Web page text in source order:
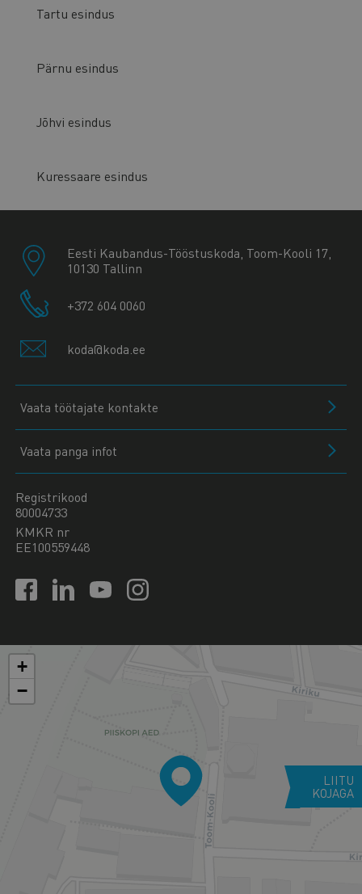
Tartu esindus
Pärnu esindus
Jõhvi esindus
Kuressaare esindus
Eesti Kaubandus-Tööstuskoda, Toom-Kooli 17,
10130 Tallinn
+372 604 0060
koda@koda.ee
Vaata töötajate kontakte
Vaata panga infot
Registrikood
80004733
KMKR nr
EE100559448
+
−
LIITU
KOJAGA